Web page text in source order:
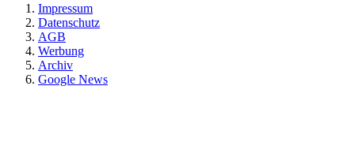
Impressum
Datenschutz
AGB
Werbung
Archiv
Google News